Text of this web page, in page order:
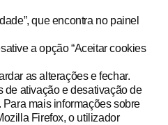
que encontra no painel
a opção “Aceitar cookies
as alterações e fechar.
de ativação e desativação de
mais informações sobre
Firefox, o utilizador